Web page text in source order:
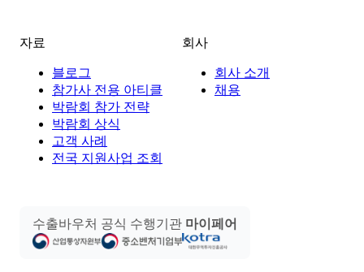
자료
블로그
참가사 전용 아티클
박람회 참가 전략
박람회 상식
고객 사례
전국 지원사업 조회
회사
회사 소개
채용
수출바우처 공식 수행기관 마이페어